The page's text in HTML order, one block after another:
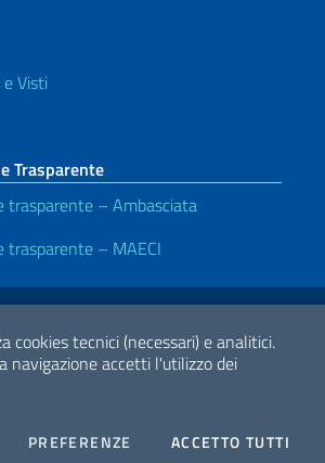
cookies tecnici (necessari) e analitici.
navigazione accetti l'utilizzo dei
PREFERENZE COOKIESACCETTO TUTTI
Visti
Trasparente
trasparente – Ambasciata
trasparente – MAECI